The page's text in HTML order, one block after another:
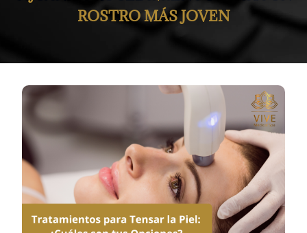
ROSTRO MÁS JOVEN